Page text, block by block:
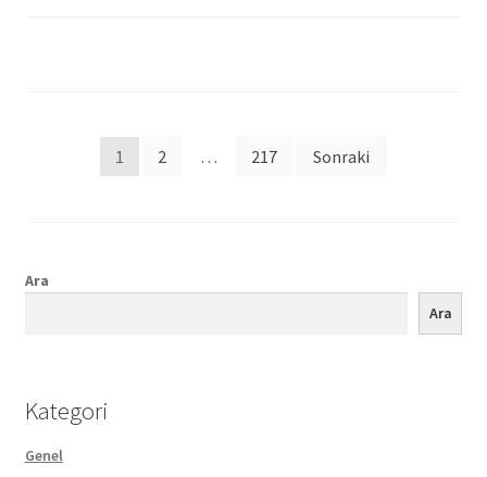
1 2 … 217 Sonraki
Ara
Ara
Kategori
Genel